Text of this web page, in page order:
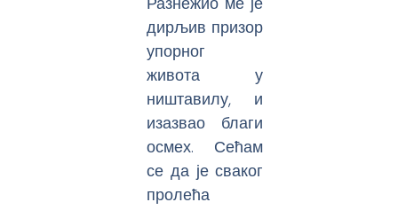
дирљив призор
упорног
живота у
ништавилу, и
изазвао благи
осмех. Сећам
се да је сваког
пролећа